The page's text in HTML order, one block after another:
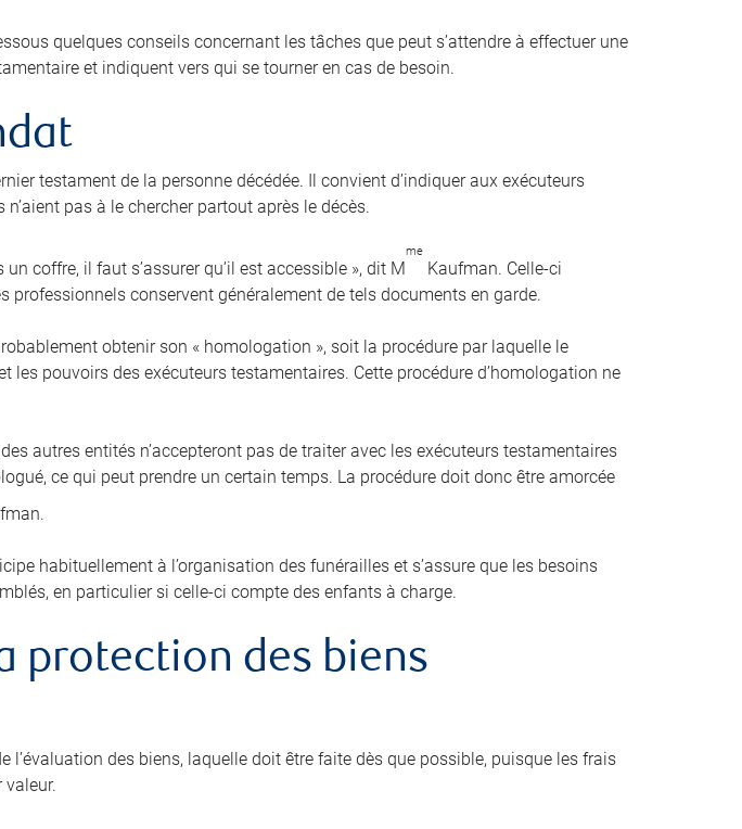
quelques conseils concernant les tâches que peut s’attendre à effectuer une
et indiquent vers qui se tourner en cas de besoin.
testament de la personne décédée. Il convient d’indiquer aux exécuteurs
pas à le chercher partout après le décès.
coffre, il faut s’assurer qu’il est accessible », dit M
me
Kaufman. Celle-ci
professionnels conservent généralement de tels documents en garde.
obtenir son « homologation », soit la procédure par laquelle le
pouvoirs des exécuteurs testamentaires. Cette procédure d’homologation ne
autres entités n’accepteront pas de traiter avec les exécuteurs testamentaires
ce qui peut prendre un certain temps. La procédure doit donc être amorcée
habituellement à l’organisation des funérailles et s’assure que les besoins
en particulier si celle-ci compte des enfants à charge.
protection des biens
l’évaluation des biens, laquelle doit être faite dès que possible, puisque les frais
valeur.